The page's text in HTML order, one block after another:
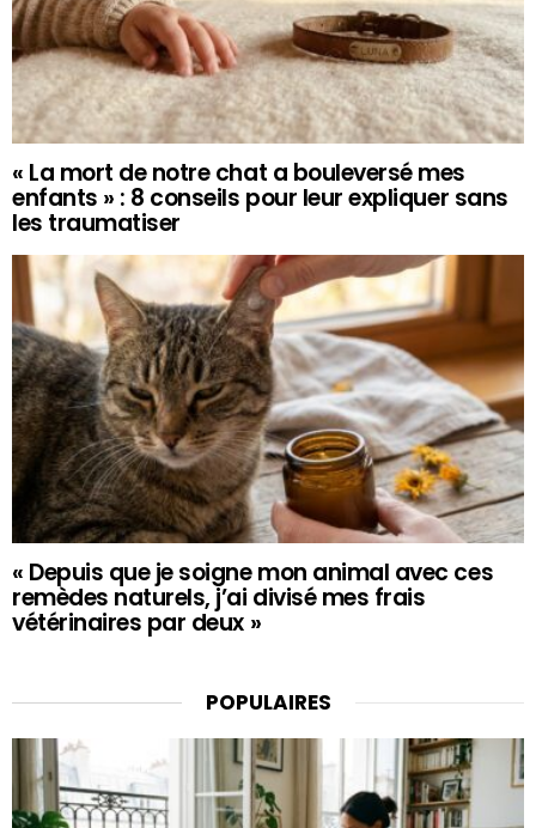
« La mort de notre chat a bouleversé mes
enfants » : 8 conseils pour leur expliquer sans
les traumatiser
« Depuis que je soigne mon animal avec ces
remèdes naturels, j’ai divisé mes frais
vétérinaires par deux »
POPULAIRES